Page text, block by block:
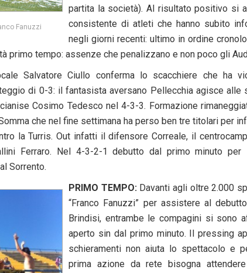
Fanuzzi
partita la società). Al risultato positivo si
consistente di atleti che hanno subito
negli giorni recenti: ultimo in ordine
primo tempo: assenze che penalizzano e non poco gli
Salvatore Ciullo conferma lo scacchiere che ha
di 0-3: il fantasista aversano Pellecchia agisce alle
Cosimo Tedesco nel 4-3-3. Formazione
che nel fine settimana ha perso ben tre titolari per
la Turris. Out infatti il difensore Correale, il
Ferraro. Nel 4-3-2-1 debutto dal primo minuto per
Sorrento.
PRIMO TEMPO: Davanti agli oltre 2.000
“Franco Fanuzzi” per assistere al
Brindisi, entrambe le compagini si sono
aperto sin dal primo minuto. Il pressing
schieramenti non aiuta lo spettacolo e
prima azione da rete bisogna